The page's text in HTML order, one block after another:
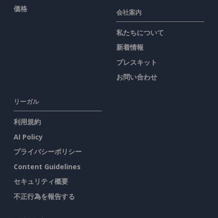
価格
会社案内
私たちについて
新着情報
プレスキット
お問い合わせ
リーガル
利用規約
AI Policy
プライバシーポリシー
Content Guidelines
セキュリティ概要
不正行為を報告する